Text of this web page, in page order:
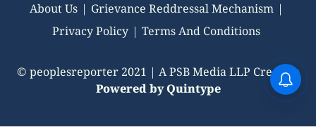
About Us
Grievance Reddressal Mechanism
Privacy Policy
Terms And Conditions
© peoplesreporter 2021 | A PSB Media LLP Creation
Powered byQuintype